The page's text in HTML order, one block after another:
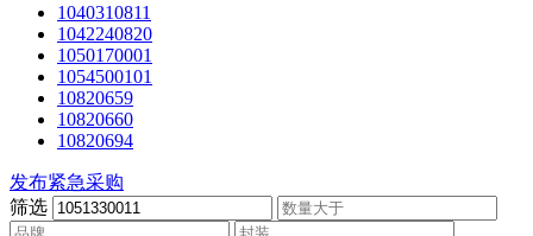
1040310811
1042240820
1050170001
1054500101
10820659
10820660
10820694
发布紧急采购
筛选